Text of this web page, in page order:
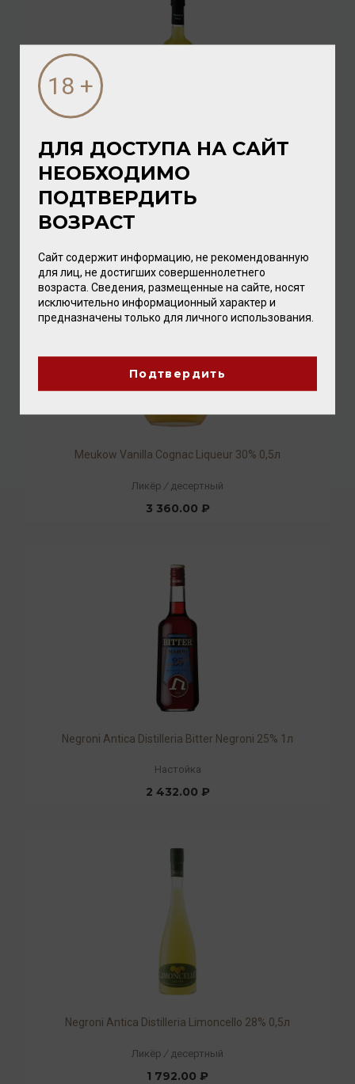
Limoncello Casal D'Emilia 30% 0,7л
Ликёр/ десертный
Meukow Vanilla Cognac Liqueur 30% 0,5л
Ликёр / десертный
3 360.00 ₽
Negroni Antica Distilleria Bitter Negroni 25% 1л
Настойка
2 432.00 ₽
Negroni Antica Distilleria Limoncello 28% 0,5л
Ликёр / десертный
1 792.00 ₽
ДЛЯ ДОСТУПА НА САЙТ
НЕОБХОДИМО
ПОДТВЕРДИТЬ
ВОЗРАСТ
Сайт содержит информацию, не рекомендованную
для лиц, не достигших совершеннолетнего
возраста. Сведения, размещенные на сайте, носят
исключительно информационный характер и
предназначены только для личного использования.
Подтвердить